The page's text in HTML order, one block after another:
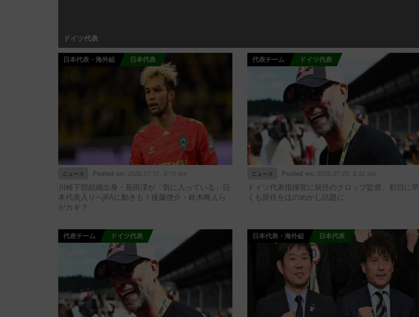
ドイツ代表
日本代表・海外組 日本代表
ニュース Posted on: 2026.07.31. 8:10 am
川崎下部組織出身・長田澪が「気に入っている」日
本代表入りへJFAに動きも！後藤啓介・鈴木唯人ら
がカギ？
代表チーム ドイツ代表
ニュース Posted on: 2026.07.25. 8:32 pm
ドイツ代表指揮官に就任のクロップ監督、初日に早
くも辞任をほのめかし話題に
代表チーム ドイツ代表 日本代表・海外組 日本代表